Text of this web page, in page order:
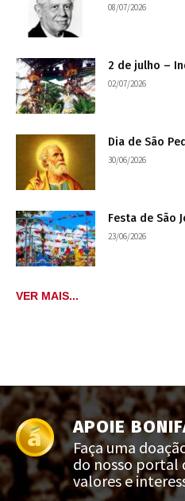
08/07/2026
2 de julho –
02/07/2026
Dia de São
30/06/2026
Festa de São
23/06/2026
VER MAIS...
APOIE
Faça uma
do nosso portal
valores e